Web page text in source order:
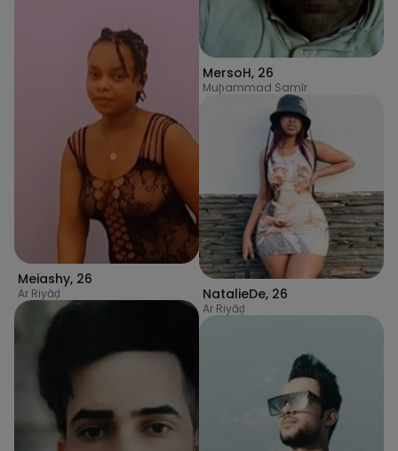
Meiashy, 26
Ar Riyāḑ
MersoH, 26
Muḩammad Samīr
NatalieDe, 26
Ar Riyāḑ